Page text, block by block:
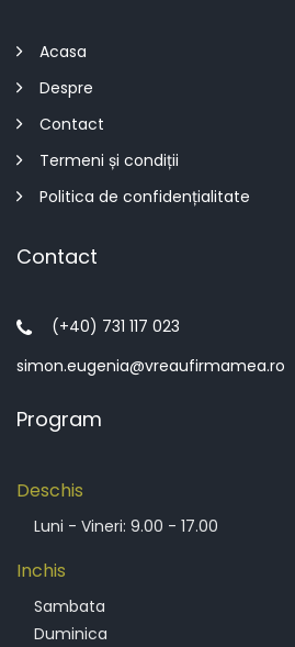
Acasa
Despre
Contact
Termeni și condiții
Politica de confidențialitate
Contact
(+40) 731 117 023
simon.eugenia@vreaufirmamea.ro
Program
Deschis
Luni - Vineri: 9.00 - 17.00
Inchis
Sambata
Duminica